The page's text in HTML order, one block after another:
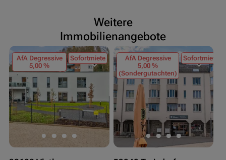
Weitere
Immobilienangebote
AfA Degressive
5,00 %
Sofortmiete
AfA Degressive
5,00 %
(Sondergutachten)
Sofortmiete